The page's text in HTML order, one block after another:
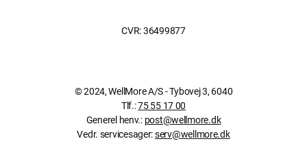
CVR: 36499877
© 2024, WellMore A/S - Tybovej 3, 6040
Tlf.:75 55 17 00
Generel henv.: post@wellmore.dk
Vedr. servicesager:serv@wellmore.dk